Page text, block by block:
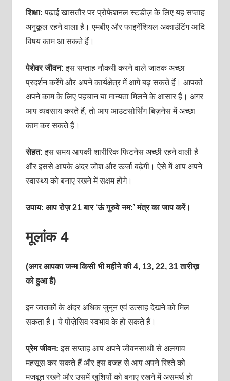
शिक्षा:पढ़ाई खासतौर पर प्रोफेशनल स्‍टडीज़ के लिए यह सप्‍ताह
अनुकूल रहने वाला है। एमबीए और फाइनेंशियल अकाउंटिंग आदि
विषय काम आ सकते हैं।
पेशेवर जीवन: इस सप्‍ताह नौकरी करने वाले जातक अच्‍छा
प्रदर्शन करेंगे और अपने कार्यक्षेत्र में आगे बढ़ सकते हैं। आपको
अपने काम के लिए पहचान या मान्‍यता मिलने के आसार हैं। अगर
आप व्‍यवसाय करते हैं, तो आप आउटसोर्सिंग बिज़नेस में अच्‍छा
काम कर सकते हैं।
सेहत: इस समय आपकी शारीरिक फिटनेस अच्‍छी रहने वाली है
और इससे आपके अंदर जोश और ऊर्जा बढ़ेगी। ऐसे में आप अपने
स्‍वास्‍थ्‍य को बनाए रखने में सक्षम होंगे।
उपाय: आप रोज़ 21 बार ‘ऊं गुरुवे नम:’ मंत्र का जाप करें।
मूलांक 4
(अगर आपका जन्म किसी भी महीने की 4, 13, 22, 31 तारीख़
को हुआ है)
इन जातकों के अंदर अधिक जुनून एवं उत्‍साह देखने को मिल
सकता है। ये पोज़ेसिव स्‍वभाव के हो सकते हैं।
प्रेम जीवन: इस सप्‍ताह आप अपने जीवनसाथी से अलगाव
महसूस कर सकते हैं और इस वजह से आप अपने रिश्‍ते को
मजबूत रखने और उसमें खुशियों को बनाए रखने में असमर्थ हो